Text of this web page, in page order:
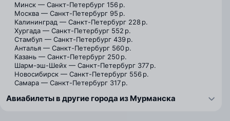
Минск — Санкт-Петербург 156 р.
Москва — Санкт-Петербург 95 р.
Калининград — Санкт-Петербург 228 р.
Хургада — Санкт-Петербург 552 р.
Стамбул — Санкт-Петербург 439 р.
Анталья — Санкт-Петербург 560 р.
Казань — Санкт-Петербург 250 р.
Шарм-эш-Шейх — Санкт-Петербург 377 р.
Новосибирск — Санкт-Петербург 556 р.
Самара — Санкт-Петербург 317 р.
Авиабилеты в другие города из Мурманска